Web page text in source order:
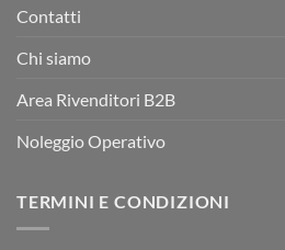
Contatti
Chi siamo
Area Rivenditori B2B
Noleggio Operativo
TERMINI E CONDIZIONI